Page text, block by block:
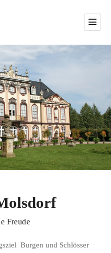
Freude
Burgen und Schlösser